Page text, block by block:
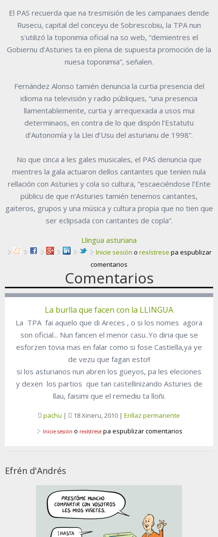
El PAS recuerda que na tresmisión de les campanaes dende
Rusecu, capital del conceyu de Sobrescobiu, la TPA nun
s'utilizó la toponimia oficial na so web, “demientres el
Gobiernu d’Asturies ta en plena de supuesta promoción de la
nuesa toponimia”, señalen.
Fernández Alonso tamién denuncia la curtia presencia del
idioma na televisión y radio públiques, “una presencia
llamentablemente, curtia y arrequexada a usos mui
determinaos, en contra de lo que dispón l’Estatutu
d’Autonomía y la Llei d’Usu del asturianu de 1998”.
No que cinca a les gales musicales, el PAS denuncia que
mientres la gala actuaron dellos cantantes que teníen nula
rellación con Asturies y cola so cultura, “escaeciéndose l’Ente
públicu de que n’Asturies tamién tenemos cantantes,
gaiteros, grupos y una música y cultura propia que no tien que
ser eclipsada con cantantes de copla”.
Llingua asturiana
Inicie sesión o rexístrese pa espublizar
comentarios
Comentarios
La burlla que facen con la LLINGUA
La TPA fai aquelo que di Areces , o si los nomes agora
son oficial... Nun fancen el menor casu..Yo diria que se
esforzen tovia mas en falar como si fose Castiella,ya ye
de vezu que fagan esto!!
si los asturianos nun abren los güeyos, pa les eleciones
y dexen los partios que tan castellinizando Asturies de
llau, faisimi que el remediu ta lloñi.
pachu | 18 Xineru, 2010 | Enllaz permanente
Inicie sesión o rexístrese pa espublizar comentarios
Efrén d'Andrés